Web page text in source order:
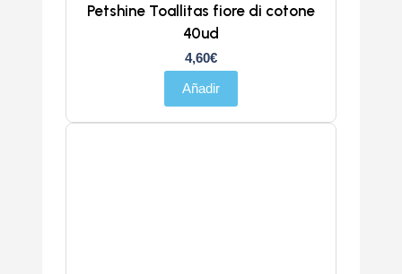
Petshine Toallitas fiore di cotone
40ud
4,60€
Añadir